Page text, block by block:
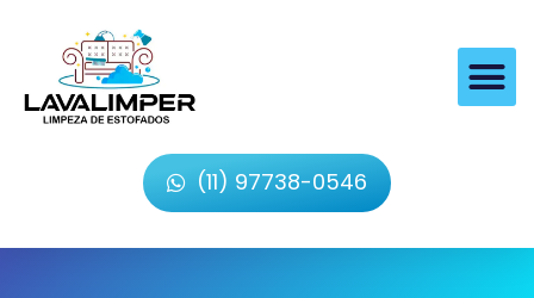
(11) 97738-0546